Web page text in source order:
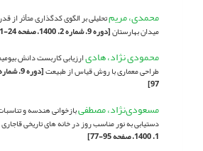
محمدی، مریمتحلیلی بر الگوی کدگذاری متأثر از
میدان بهارستان[دوره 9، شماره 2، 1400، صفحه 24-1]
محمودی نژاد، هادیارزیابی کاربست دانش
طراحی معماری با روش قیاس از طبیعت
97]
مسعودی‌نژاد، مصطفیبازخوانی هندسه و
دستیابی به نور مناسب روز در خانه های تاریخی
1، 1400، صفحه 95-77]